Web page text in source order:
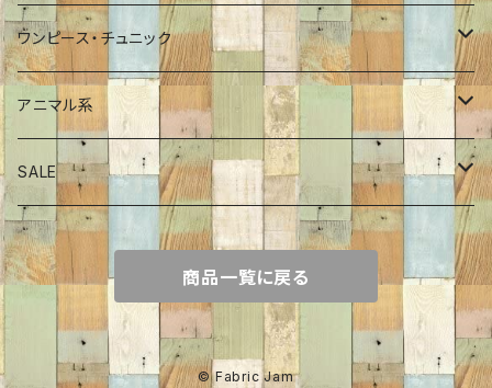
Tシャツ
シャツ
プルオーバー
カーディガン
ポンチョ
ジャケット
インナーカットソー
プルオーバー
Tシャツ
シャツ・ブラウス
ニット・セーター
トレーナー
パンツ
スカート
ワンピース・チュニック
ワンピース
チュニック
アニマル系
恐竜
サメ
SALE
70％OFF
60％OFF
50％OFF
商品一覧に戻る
© Fabric Jam